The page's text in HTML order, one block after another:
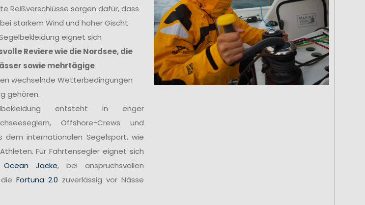
Reißverschlüsse sorgen dafür, dass
starkem Wind und hoher Gischt
eignet sich
Reviere wie die Nordsee, die
sowie mehrtägige
wechselnde Wetterbedingungen
gehören.
entsteht in enger
Offshore-Crews und
dem internationalen Segelsport, wie
Für Fahrtensegler eignet sich
Jacke, bei anspruchsvollen
dieFortuna 2.0 zuverlässig vor Nässe